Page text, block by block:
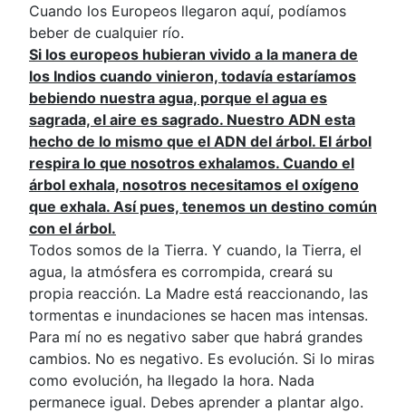
Cuando los Europeos llegaron aquí, podíamos
beber de cualquier río.
Si los europeos hubieran vivido a la manera de
los Indios cuando vinieron, todavía estaríamos
bebiendo nuestra agua, porque el agua es
sagrada, el aire es sagrado. Nuestro ADN esta
hecho de lo mismo que el ADN del árbol. El árbol
respira lo que nosotros exhalamos. Cuando el
árbol exhala, nosotros necesitamos el oxígeno
que exhala. Así pues, tenemos un destino común
con el árbol.
Todos somos de la Tierra. Y cuando, la Tierra, el
agua, la atmósfera es corrompida, creará su
propia reacción. La Madre está reaccionando, las
tormentas e inundaciones se hacen mas intensas.
Para mí no es negativo saber que habrá grandes
cambios. No es negativo. Es evolución. Si lo miras
como evolución, ha llegado la hora. Nada
permanece igual. Debes aprender a plantar algo.